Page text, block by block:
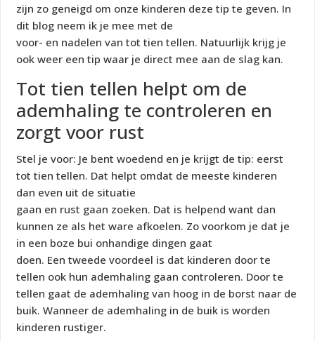
zijn zo geneigd om onze kinderen deze tip te geven. In
dit blog neem ik je mee met de
voor- en nadelen van tot tien tellen. Natuurlijk krijg je
ook weer een tip waar je direct mee aan de slag kan.
Tot tien tellen helpt om de
ademhaling te controleren en
zorgt voor rust
Stel je voor: Je bent woedend en je krijgt de tip: eerst
tot tien tellen. Dat helpt omdat de meeste kinderen
dan even uit de situatie
gaan en rust gaan zoeken. Dat is helpend want dan
kunnen ze als het ware afkoelen. Zo voorkom je dat je
in een boze bui onhandige dingen gaat
doen. Een tweede voordeel is dat kinderen door te
tellen ook hun ademhaling gaan controleren. Door te
tellen gaat de ademhaling van hoog in de borst naar de
buik. Wanneer de ademhaling in de buik is worden
kinderen rustiger.